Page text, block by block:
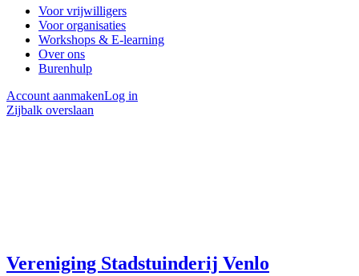
Voor vrijwilligers
Voor organisaties
Workshops & E-learning
Over ons
Burenhulp
Account aanmakenLog in
Zijbalk overslaan
Vereniging Stadstuinderij Venlo